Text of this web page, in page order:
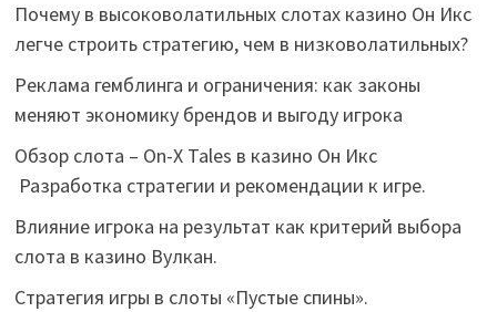
Почему в высоковолатильных слотах казино Он Икс
легче строить стратегию, чем в низковолатильных?
Реклама гемблинга и ограничения: как законы
меняют экономику брендов и выгоду игрока
Обзор слота – On-X Tales в казино Он Икс
Разработка стратегии и рекомендации к игре.
Влияние игрока на результат как критерий выбора
слота в казино Вулкан.
Стратегия игры в слоты «Пустые спины».